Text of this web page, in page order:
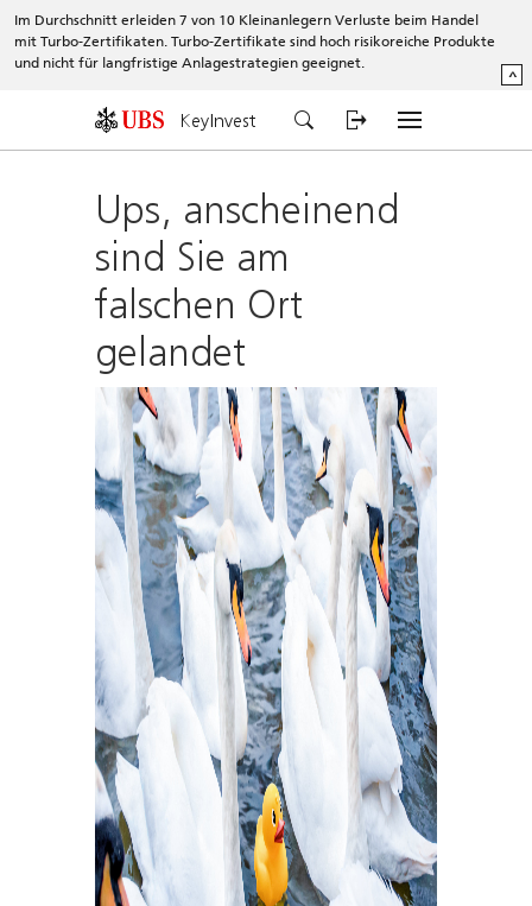
Im Durchschnitt erleiden 7 von 10 Kleinanlegern Verluste beim Handel
mit Turbo-Zertifikaten. Turbo-Zertifikate sind hoch risikoreiche Produkte
und nicht für langfristige Anlagestrategien geeignet.
^
KeyInvest
Ups, anscheinend
sind Sie am
falschen Ort
gelandet